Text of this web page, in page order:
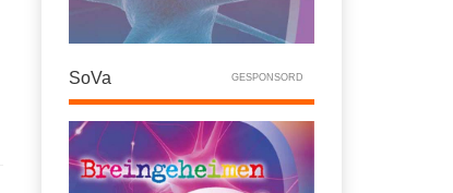
SoVa GESPONSORD